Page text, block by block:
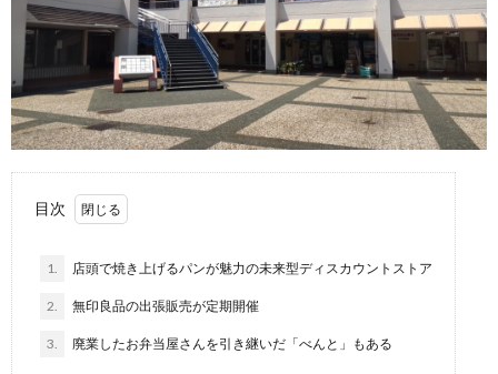
目次
1. 店頭で焼き上げるパンが魅力の未来型ディスカウントストア
2. 無印良品の出張販売が定期開催
3. 廃業したお弁当屋さんを引き継いだ「べんと」もある